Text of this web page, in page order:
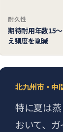
耐久性
期待耐用年数15
え頻度を削減
北九州市・中
特に夏は
おいて、